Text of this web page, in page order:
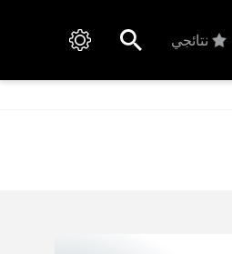
نتائجي